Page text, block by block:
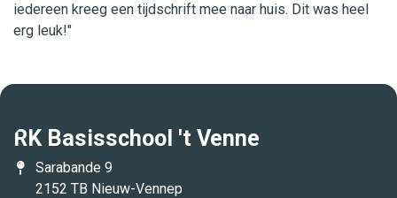
iedereen kreeg een tijdschrift mee naar huis. Dit was heel
erg leuk!"
RK Basisschool 't Venne
Sarabande 9
2152 TB Nieuw-Vennep